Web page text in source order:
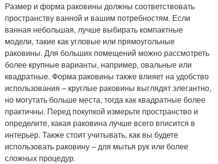
Размер и форма раковины должны соответствовать
пространству ванной и вашим потребностям. Если
ванная небольшая, лучше выбирать компактные
модели, такие как угловые или прямоугольные
раковины. Для больших помещений можно рассмотреть
более крупные варианты, например, овальные или
квадратные. Форма раковины также влияет на удобство
использования – круглые раковины выглядят элегантно,
но могутать больше места, тогда как квадратные более
практичны. Перед покупкой измерьте пространство и
определите, какая раковина лучше всего вписится в
интерьер. Также стоит учитывать, как вы будете
использовать раковину – для мытья рук или более
сложных процедур.